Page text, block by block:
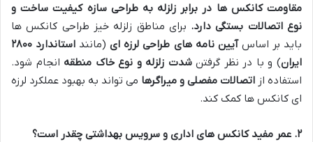
مقاومت کانکس ها در برابر زلزله به طراحی سازه کیفیت ساخت و
نوع اتصالات بستگی دارد. برای مناطق زلزله خیز طراحی کانکس ها
باید بر اساسآیین نامه های طراحی لرزه ای(مانند استاندارد ۲۸۰۰
ایران) و با در نظر گرفتنشدت زلزله و نوع خاک منطقه انجام شود.
استفاده از اتصالات مفصلی و میراگرها می تواند به بهبود عملکرد لرزه
ای کانکس ها کمک کند.
۲. عمر مفید کانکس های اداری و سرویس بهداشتی چقدر است؟